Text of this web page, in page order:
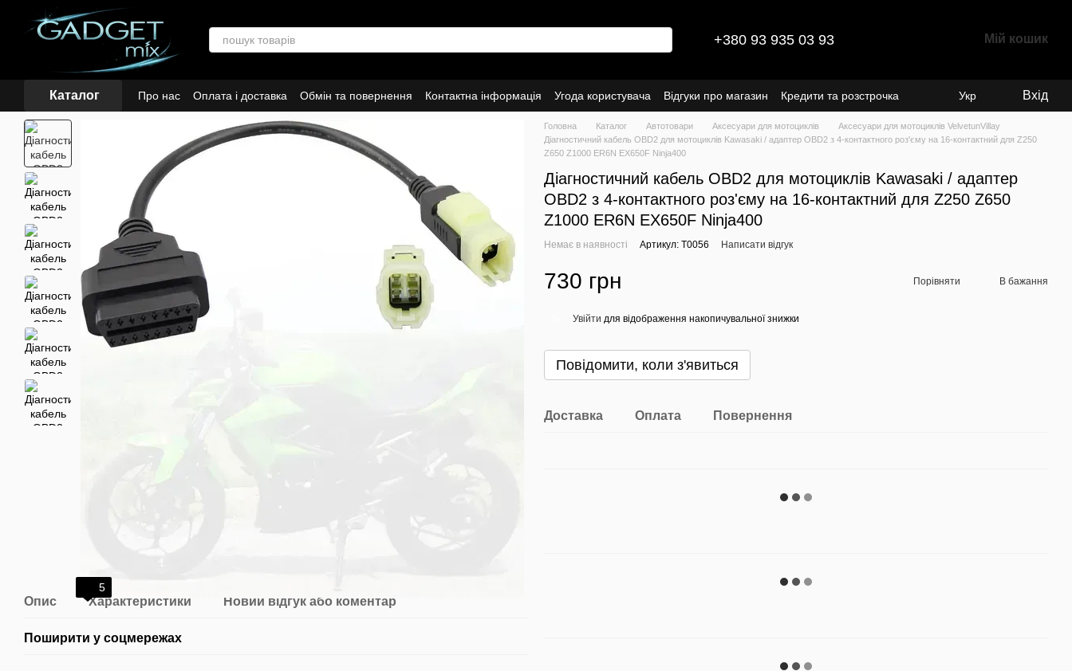
Перейти до основного контенту
+380 93 935 03 93 Мій кошик
Каталог Про нас Оплата і доставка Обмін та повернення Контактна інформація Угода користувача Відгуки про магазин Кредити та розстрочка Укр Вхід
5
Опис Характеристики Новий відгук або коментар
Поширити у соцмережах
Головна Каталог Автотовари Аксесуари для мотоциклів
Аксесуари для мотоциклів VelvetunVillay
Діагностичний кабель OBD2 для мотоциклів Kawasaki / адаптер OBD2 з 4-контактного роз'єму на 16-контактний для Z250
Z650 Z1000 ER6N EX650F Ninja400
Діагностичний кабель OBD2 для мотоциклів Kawasaki / адаптер
OBD2 з 4-контактного роз'єму на 16-контактний для Z250 Z650
Z1000 ER6N EX650F Ninja400
Немає в наявності Артикул: T0056 Написати відгук
730 грн Порівняти В бажання
Увійти для відображення накопичувальної знижки
Повідомити, коли з'явиться
Доставка Оплата Повернення